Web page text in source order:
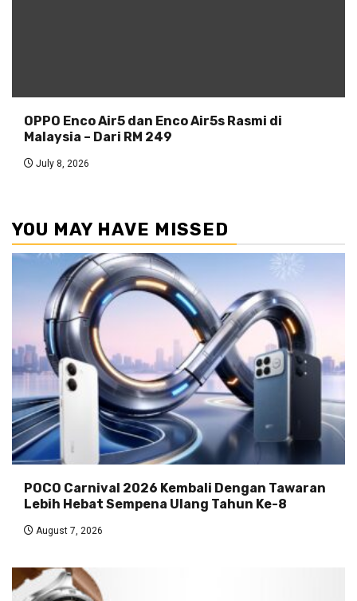
OPPO Enco Air5 dan Enco Air5s Rasmi di
Malaysia – Dari RM 249
July 8, 2026
YOU MAY HAVE MISSED
POCO Carnival 2026 Kembali Dengan Tawaran
Lebih Hebat Sempena Ulang Tahun Ke-8
August 7, 2026